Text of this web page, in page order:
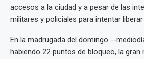
accesos a la ciudad y a pesar de las
militares y policiales para intentar
En la madrugada del domingo --
habiendo 22 puntos de bloqueo, la gran